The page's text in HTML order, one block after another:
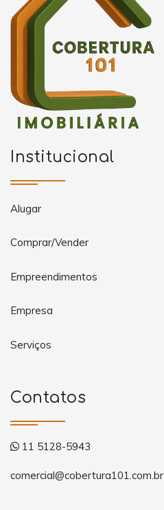
Institucional
Alugar
Comprar/Vender
Empreendimentos
Empresa
Serviços
Contatos
11 5128-5943
comercial@cobertura101.com.br